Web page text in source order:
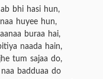
bhi hasi hun,
huyee hun,
buraa hai,
naada hain,
tum sajaa do,
naa badduaa do